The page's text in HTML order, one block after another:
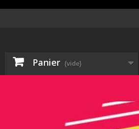
Panier (vide)